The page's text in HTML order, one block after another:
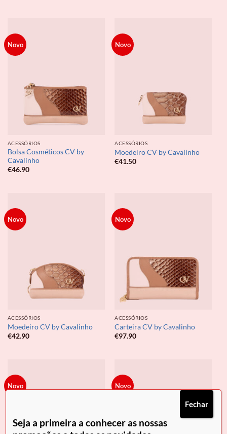
Novo
ACESSÓRIOS
Bolsa Cosméticos CV by
Cavalinho
€46.90
Novo
ACESSÓRIOS
Moedeiro CV by Cavalinho
€41.50
Novo
ACESSÓRIOS
Moedeiro CV by Cavalinho
€42.90
Novo
ACESSÓRIOS
Carteira CV by Cavalinho
€97.90
Novo Novo
Seja a primeira a conhecer as nossas
Fechar